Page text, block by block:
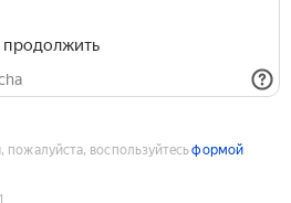
воспользуйтесьформой